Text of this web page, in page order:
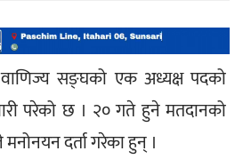
सङ्घको एक अध्यक्ष पदको
परेको छ । २० गते हुने मतदानको
दर्ता गरेका हुन् ।